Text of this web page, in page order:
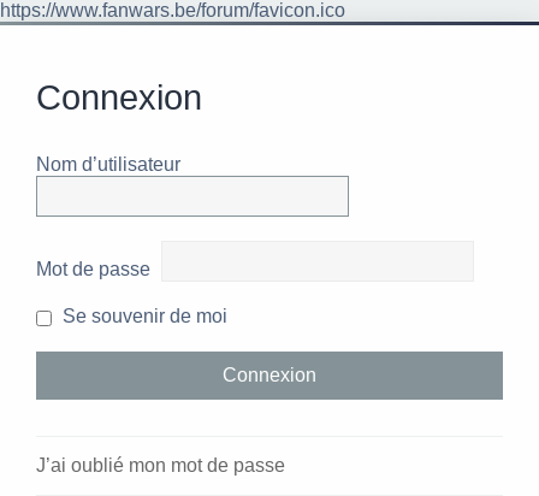
https://www.fanwars.be/forum/favicon.ico
Connexion
Nom d’utilisateur
Mot de passe
Se souvenir de moi
J’ai oublié mon mot de passe